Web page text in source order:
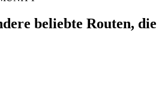
beliebte Routen, die